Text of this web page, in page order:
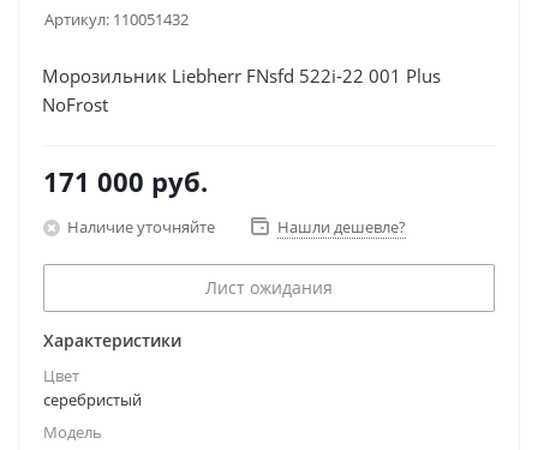
Артикул: 110051432
Морозильник Liebherr FNsfd 522i-22 001 Plus
NoFrost
171 000 руб.
Наличие уточняйте Нашли дешевле?
Лист ожидания
Характеристики
Цвет
серебристый
Модель